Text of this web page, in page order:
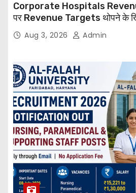
Corporate Hospitals
पर Revenue Targets थोपने के
बड़ा कदम, NHRC से Suo Motu जांच
Aug 3, 2026 Admin